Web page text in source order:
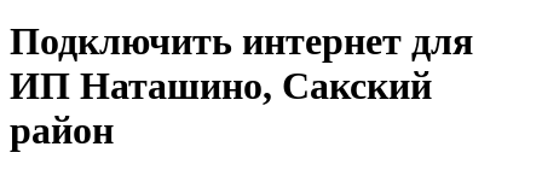
Подключить интернет для
ИП Наташино, Сакский
район